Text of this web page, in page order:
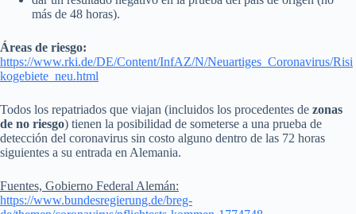
más de 48 horas).
Áreas de riesgo:
https://www.rki.de/DE/Content/InfAZ/N/Neuartiges_Coronavirus/Risi
kogebiete_neu.html
Todos los repatriados que viajan (incluidos los procedentes de zonas
de no riesgo) tienen la posibilidad de someterse a una prueba de
detección del coronavirus sin costo alguno dentro de las 72 horas
siguientes a su entrada en Alemania.
Fuentes, Gobierno Federal Alemán:
https://www.bundesregierung.de/breg-